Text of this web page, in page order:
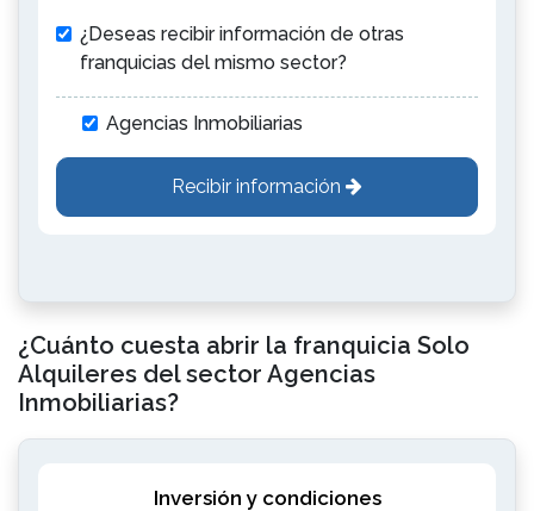
¿Deseas recibir información de otras
franquicias del mismo sector?
Agencias Inmobiliarias
Recibir información
¿Cuánto cuesta abrir la franquicia Solo
Alquileres del sector Agencias
Inmobiliarias?
Inversión y condiciones